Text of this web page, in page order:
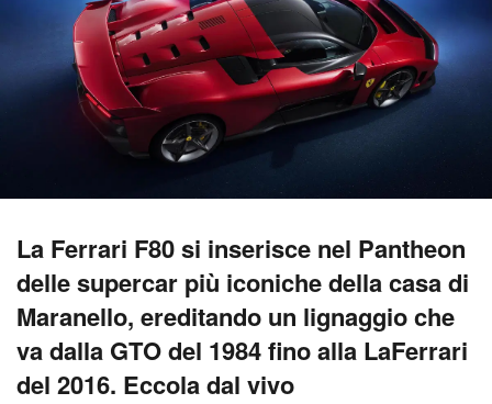
La Ferrari F80 si inserisce nel Pantheon
delle supercar più iconiche della casa di
Maranello, ereditando un lignaggio che
va dalla GTO del 1984 fino alla LaFerrari
del 2016. Eccola dal vivo